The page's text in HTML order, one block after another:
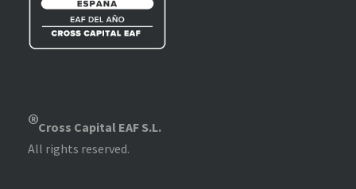
®Cross Capital EAF S.L.
All rights reserved.